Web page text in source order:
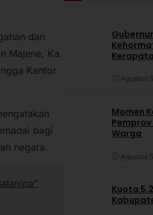
dan
Majene, Ka.
Kantor
bagi
negara.
Agustus
Momen
Warga
Agustus
Kuota